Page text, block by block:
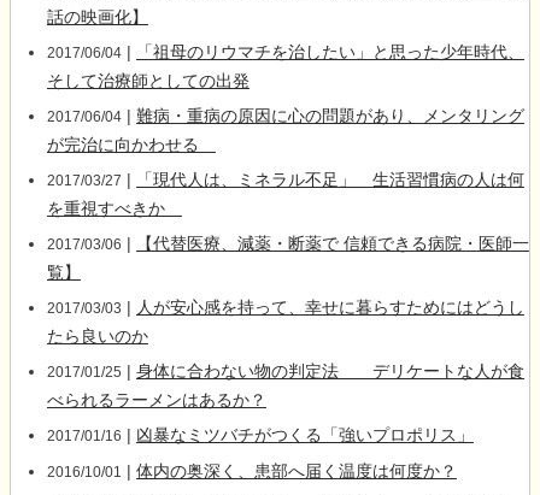
話の映画化】
2017/06/04|
「祖母のリウマチを治したい」と思った少年時代、
そして治療師としての出発
2017/06/04| 難病・重病の原因に心の問題があり、メンタリング
が完治に向かわせる
2017/03/27 |
「現代人は、ミネラル不足」 生活習慣病の人は何
を重視すべきか
2017/03/06 |
【代替医療、減薬・断薬で 信頼できる病院・医師一
覧】
2017/03/03 | 人が安心感を持って、幸せに暮らすためにはどうし
たら良いのか
2017/01/25 | 身体に合わない物の判定法 デリケートな人が食
べられるラーメンはあるか？
2017/01/16 | 凶暴なミツバチがつくる「強いプロポリス」
2016/10/01 | 体内の奥深く、患部へ届く温度は何度か？